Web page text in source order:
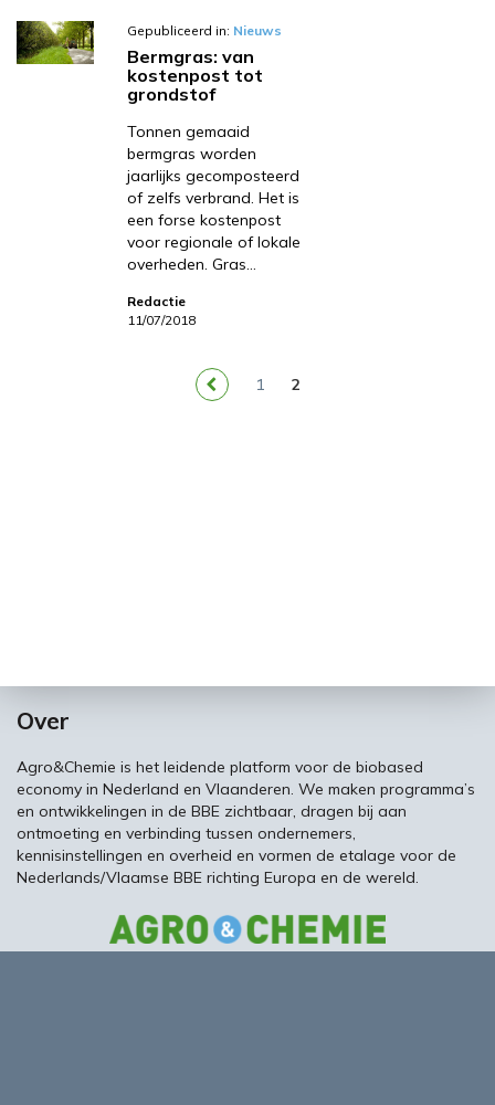
Gepubliceerd in: Nieuws
Bermgras: van
kostenpost tot
grondstof
Tonnen gemaaid
bermgras worden
jaarlijks gecomposteerd
of zelfs verbrand. Het is
een forse kostenpost
voor regionale of lokale
overheden. Gras…
Redactie
11/07/2018
1 2
Over
Agro&Chemie is het leidende platform voor de biobased
economy in Nederland en Vlaanderen. We maken programma’s
en ontwikkelingen in de BBE zichtbaar, dragen bij aan
ontmoeting en verbinding tussen ondernemers,
kennisinstellingen en overheid en vormen de etalage voor de
Nederlands/Vlaamse BBE richting Europa en de wereld.